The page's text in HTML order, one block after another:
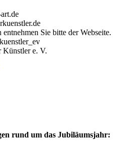
Sie bitte der Webseite.
Künstler e. V.
rund um das Jubiläumsjahr: